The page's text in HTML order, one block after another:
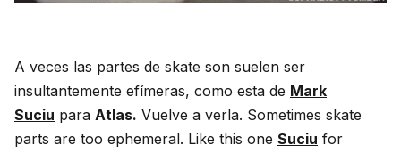
A veces las partes de skate son suelen ser
insultantemente efímeras, como esta de Mark
Suciu para Atlas. Vuelve a verla. Sometimes skate
parts are too ephemeral. Like this one Suciu for